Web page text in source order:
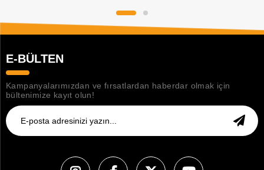
E-BÜLTEN
Kampanyalarımızdan ve fırsatlardan haberdar olmak için
bültenimize kayıt olun!